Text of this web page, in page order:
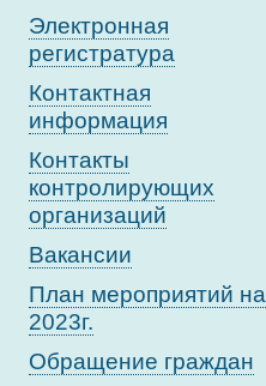
Электронная
регистратура
Контактная
информация
Контакты
контролирующих
организаций
Вакансии
План мероприятий на
2023г.
Обращение граждан